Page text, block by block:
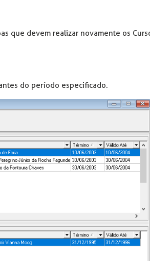
que devem realizar novamente os
do período especificado.